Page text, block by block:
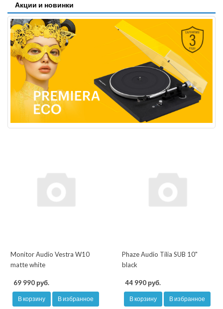
Акции и новинки
Monitor Audio Vestra W10
matte white
69 990 руб.
В корзину В избранное
Phaze Audio Tilia SUB 10"
black
44 990 руб.
В корзину В избранное